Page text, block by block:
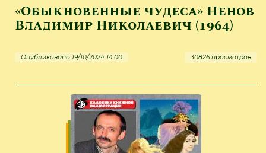
«Обыкновенные чудеса» Ненов
Владимир Николаевич (1964)
Опубликовано 19/10/2024 14:00 30826 просмотров